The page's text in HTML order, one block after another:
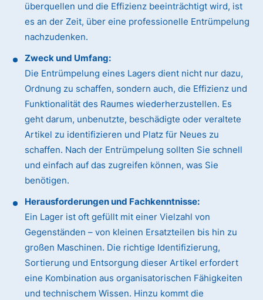
überquellen und die Effizienz beeinträchtigt wird, ist
es an der Zeit, über eine professionelle Entrümpelung
nachzudenken.
Zweck und Umfang:
Die Entrümpelung eines Lagers dient nicht nur dazu,
Ordnung zu schaffen, sondern auch, die Effizienz und
Funktionalität des Raumes wiederherzustellen. Es
geht darum, unbenutzte, beschädigte oder veraltete
Artikel zu identifizieren und Platz für Neues zu
schaffen. Nach der Entrümpelung sollten Sie schnell
und einfach auf das zugreifen können, was Sie
benötigen.
Herausforderungen und Fachkenntnisse:
Ein Lager ist oft gefüllt mit einer Vielzahl von
Gegenständen – von kleinen Ersatzteilen bis hin zu
großen Maschinen. Die richtige Identifizierung,
Sortierung und Entsorgung dieser Artikel erfordert
eine Kombination aus organisatorischen Fähigkeiten
und technischem Wissen. Hinzu kommt die